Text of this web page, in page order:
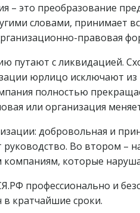
– это преобразование
словами, принимает
правовая
путают с ликвидацией.
юрлицо исключают из
полностью
или организация
добровольная и
Во втором –
которые
профессионально и
кратчайшие сроки.